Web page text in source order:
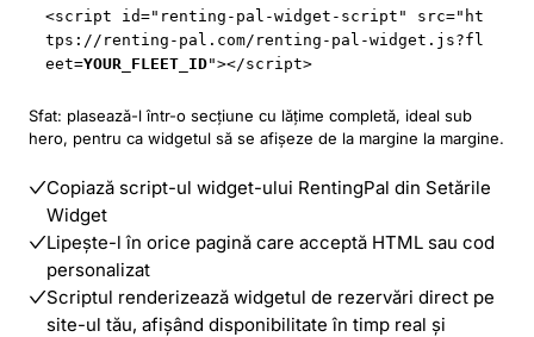
<script id="renting-pal-widget-script" src=" ht
tps://renting-pal.com/renting-pal-widget.js?fl
eet=YOUR_FLEET_ID"></script>
Sfat: plasează-l într-o secțiune cu lățime completă, ideal sub
hero, pentru ca widgetul să se afișeze de la margine la margine.
Copiază script-ul widget-ului RentingPal din Setările
Widget
Lipește-l în orice pagină care acceptă HTML sau cod
personalizat
Scriptul renderizează widgetul de rezervări direct pe
site-ul tău, afișând disponibilitate în timp real și